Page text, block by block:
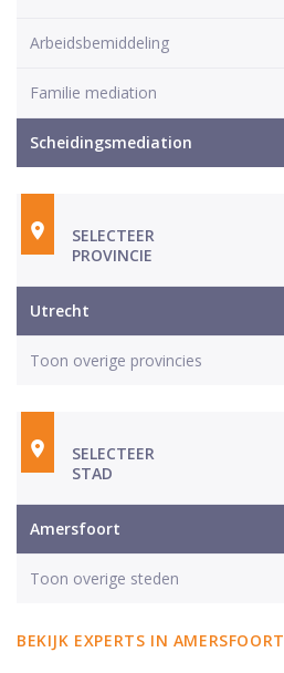
Arbeidsbemiddeling
Familie mediation
Scheidingsmediation
SELECTEER
PROVINCIE
Utrecht
Toon overige provincies
SELECTEER
STAD
Amersfoort
Toon overige steden
BEKIJK EXPERTS IN AMERSFOORT